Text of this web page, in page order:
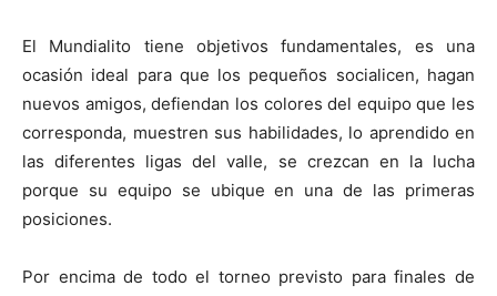
El Mundialito tiene objetivos fundamentales, es una
ocasión ideal para que los pequeños socialicen, hagan
nuevos amigos, defiendan los colores del equipo que les
corresponda, muestren sus habilidades, lo aprendido en
las diferentes ligas del valle, se crezcan en la lucha
porque su equipo se ubique en una de las primeras
posiciones.
Por encima de todo el torneo previsto para finales de